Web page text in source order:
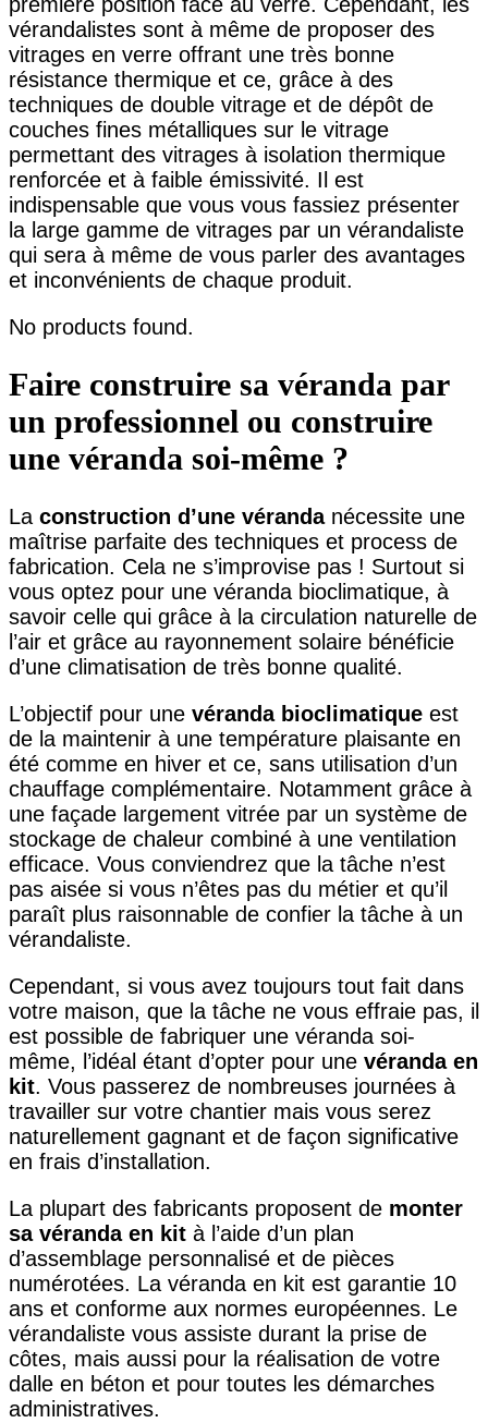
vérandalistes sont à même de proposer des
vitrages en verre offrant une très bonne
résistance thermique et ce, grâce à des
techniques de double vitrage et de dépôt de
couches fines métalliques sur le vitrage
permettant des vitrages à isolation thermique
renforcée et à faible émissivité. Il est
indispensable que vous vous fassiez présenter
la large gamme de vitrages par un vérandaliste
qui sera à même de vous parler des avantages
et inconvénients de chaque produit.
No products found.
Faire construire sa véranda par
un professionnel ou construire
une véranda soi-même ?
La construction d’une vérandanécessite une
maîtrise parfaite des techniques et process de
fabrication. Cela ne s’improvise pas ! Surtout si
vous optez pour une véranda bioclimatique, à
savoir celle qui grâce à la circulation naturelle de
l’air et grâce au rayonnement solaire bénéficie
d’une climatisation de très bonne qualité.
L’objectif pour une véranda bioclimatique est
de la maintenir à une température plaisante en
été comme en hiver et ce, sans utilisation d’un
chauffage complémentaire. Notamment grâce à
une façade largement vitrée par un système de
stockage de chaleur combiné à une ventilation
efficace. Vous conviendrez que la tâche n’est
pas aisée si vous n’êtes pas du métier et qu’il
paraît plus raisonnable de confier la tâche à un
vérandaliste.
Cependant, si vous avez toujours tout fait dans
votre maison, que la tâche ne vous effraie pas, il
est possible de fabriquer une véranda soi-
même, l’idéal étant d’opter pour une véranda en
kit. Vous passerez de nombreuses journées à
travailler sur votre chantier mais vous serez
naturellement gagnant et de façon significative
en frais d’installation.
La plupart des fabricants proposent de monter
sa véranda en kit à l’aide d’un plan
d’assemblage personnalisé et de pièces
numérotées. La véranda en kit est garantie 10
ans et conforme aux normes européennes. Le
vérandaliste vous assiste durant la prise de
côtes, mais aussi pour la réalisation de votre
dalle en béton et pour toutes les démarches
administratives.